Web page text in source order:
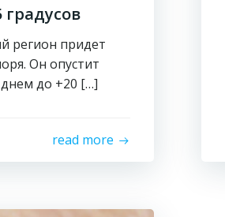
градусов
регион придет
Он опустит
до +20 […]
read more